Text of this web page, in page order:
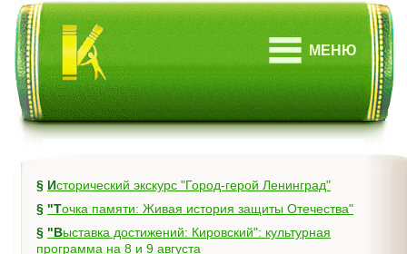
МЕНЮ
§
Исторический экскурс "Город-герой Ленинград"
§
"Точка памяти: Живая история защиты Отечества"
§ "Выставка достижений: Кировский": культурная
программа на 8 и 9 августа